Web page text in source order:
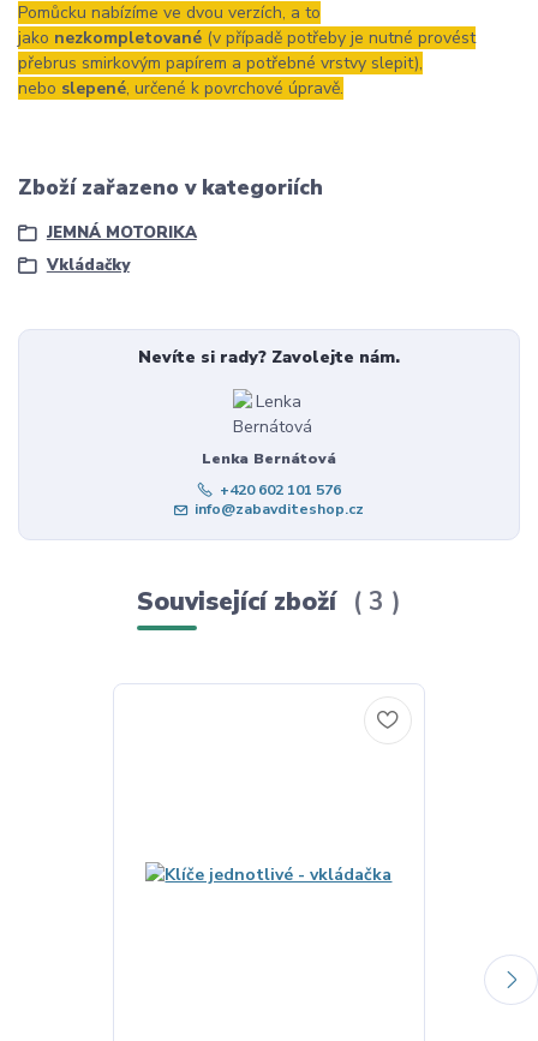
Pomůcku nabízíme ve dvou verzích, a to
jako nezkompletované (v případě potřeby je nutné provést
přebrus smirkovým papírem a potřebné vrstvy slepit),
nebo slepené, určené k povrchové úpravě.
Zboží zařazeno v kategoriích
JEMNÁ MOTORIKA
Vkládačky
Nevíte si rady? Zavolejte nám.
Lenka Bernátová
+420 602 101 576
info@zabavditeshop.cz
Související zboží 3